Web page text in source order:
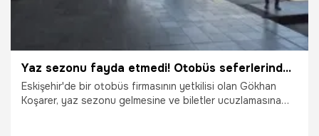
Yaz sezonu fayda etmedi! Otobüs seferlerinde durgunluk yaşanıyor
Eskişehir'de bir otobüs firmasının yetkilisi olan Gökhan
Koşarer, yaz sezonu gelmesine ve biletler ucuzlamasına